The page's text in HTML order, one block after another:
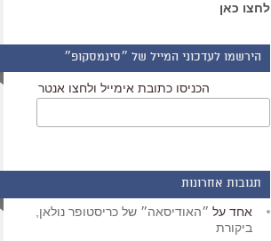
לחצו כאן
הירשמו לעדכוני המייל של ״סינמסקופ״
הכניסו כתובת אימייל ולחצו אנטר
תגובות אחרונות
אחד על ״האודיסאה״ של כריסטופר נולאן,
ביקורת